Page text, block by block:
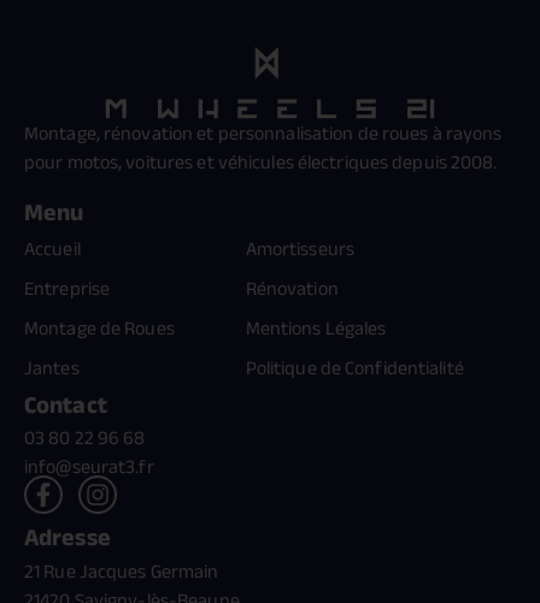
Montage, rénovation et personnalisation de roues à rayons
pour motos, voitures et véhicules électriques depuis 2008.
Menu
Accueil
Entreprise
Montage de Roues
Jantes
Amortisseurs
Rénovation
Mentions Légales
Politique de Confidentialité
Contact
03 80 22 96 68
info@seurat3.fr
Adresse
21 Rue Jacques Germain